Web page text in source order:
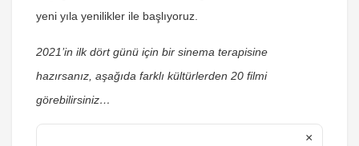
yeni yıla yenilikler ile başlıyoruz.
2021’in ilk dört günü için bir sinema terapisine
hazırsanız, aşağıda farklı kültürlerden 20 filmi
görebilirsiniz…
×